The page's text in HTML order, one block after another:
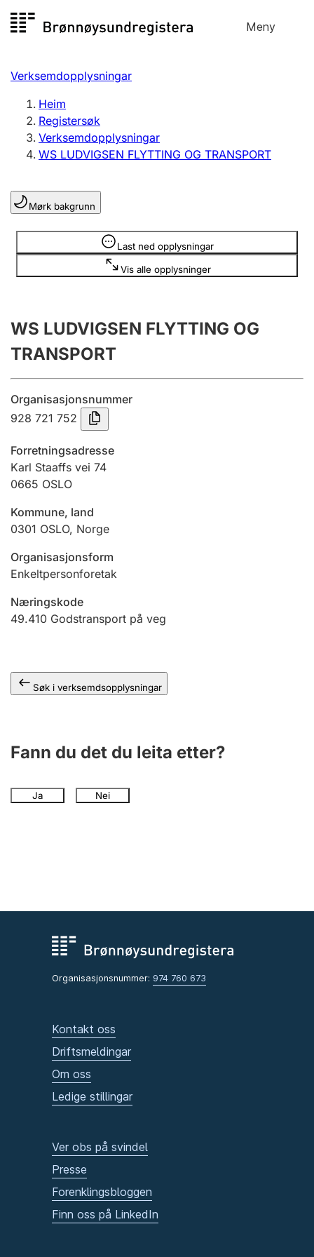
til
Meny
Registersøk
Aksjeselskap
Enkeltpersonføretak
Registrere, endre, slette
Lag og foreining
Registrere, endre, slette
Årsrekneskap
Innsending og forseinkingsgebyr
Tinglysing
Jeger
Betaling og jegeravgiftskort
Ektepaktrettleiaren
Andre tema
Verksemdopplysningar
Heim
Registersøk
Verksemdopplysningar
WS LUDVIGSEN FLYTTING OG TRANSPORT
Mørk bakgrunn
Last ned opplysningar
Vis alle opplysninger
Opplysninger er skjult
WS LUDVIGSEN FLYTTING OG
TRANSPORT
Organisasjonsnummer
928 721 752
Forretningsadresse
Karl Staaffs vei 74
0665 OSLO
Kommune, land
0301 OSLO, Norge
Organisasjonsform
Enkeltpersonforetak
Næringskode
49.410 Godstransport på veg
Søk i verksemdsopplysningar
Fann du det du leita etter?
Ja Nei
Organisasjonsnummer: 974 760 673
Kontakt oss
Driftsmeldingar
Om oss
Ledige stillingar
Ver obs på svindel
Presse
Forenklingsbloggen
Finn oss på LinkedIn